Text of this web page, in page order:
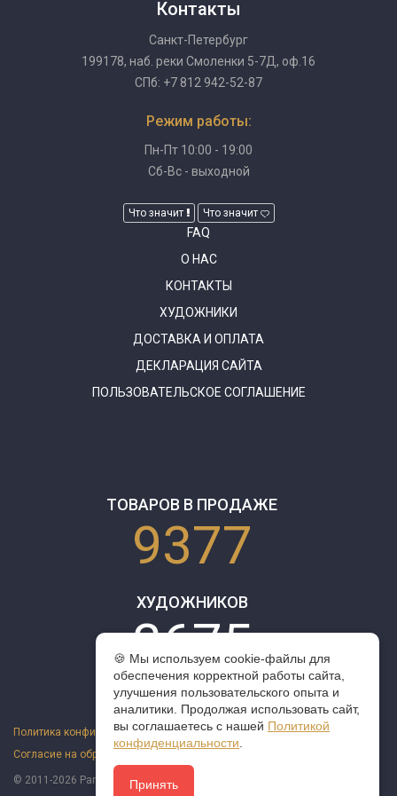
Контакты
Санкт-Петербург
199178, наб. реки Смоленки 5-7Д, оф.16
СПб: +7 812 942-52-87
Режим работы:
Пн-Пт 10:00 - 19:00
Сб-Вс - выходной
Что значит Что значит
FAQ
О НАС
КОНТАКТЫ
ХУДОЖНИКИ
ДОСТАВКА И ОПЛАТА
ДЕКЛАРАЦИЯ САЙТА
ПОЛЬЗОВАТЕЛЬСКОЕ СОГЛАШЕНИЕ
ТОВАРОВ В ПРОДАЖЕ
9377
ХУДОЖНИКОВ
3675
🍪 Мы используем cookie-файлы для
обеспечения корректной работы сайта,
улучшения пользовательского опыта и
аналитики. Продолжая использовать сайт,
вы соглашаетесь с нашей Политикой
конфиденциальности
Принять
Политика конфиденциальности
Согласие на обработку персональных данных
© 2011-2026 ParazitaKusok. Все права защищены.